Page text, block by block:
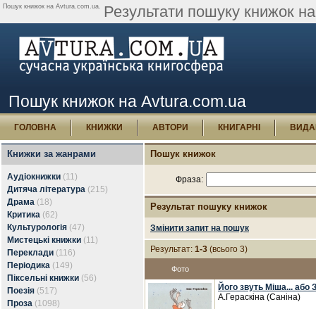
Пошук книжок на Avtura.com.ua. Результати пошуку книжок
Пошук книжок на Avtura.com.ua
ГОЛОВНА КНИЖКИ АВТОРИ КНИГАРНІ
Книжки за жанрами
Аудіокнижки (11)
Дитяча література (215)
Драма (18)
Критика (62)
Культурологія (47)
Мистецькі книжки (11)
Переклади (116)
Періодика (149)
Піксельні книжки (56)
Поезія (517)
Проза (1098)
Пошук книжок
Фраза:
Результат пошуку книжок
Змінити запит на пошук
Результат: 1-3 (всього 3)
Фото
Його звуть Міша... або
А.Гераскіна (Саніна)